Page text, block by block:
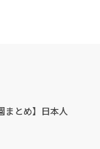
まとめ】日本人